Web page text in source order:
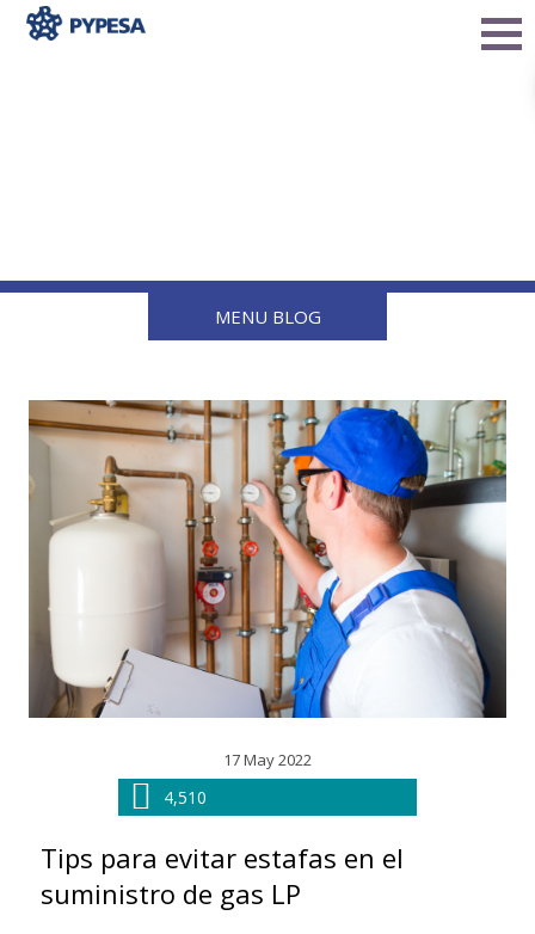
MENU BLOG
17 May 2022
4,510
Tips para evitar estafas en el
suministro de gas LP